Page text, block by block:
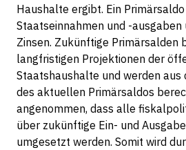
Haushalte ergibt. Ein
Staatseinnahmen und -
Zinsen. Zukünftige Primärsalden
langfristigen Projektionen der
Staatshaushalte und werden aus
des aktuellen Primärsaldos
angenommen, dass alle
über zukünftige Ein- und
umgesetzt werden. Somit wird